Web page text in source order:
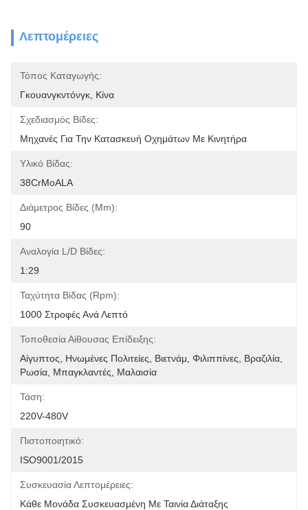
Λεπτομέρειες
Τόπος Καταγωγής:
Γκουανγκντόνγκ, Κίνα
Σχεδιασμός Βίδες:
Μηχανές Για Την Κατασκευή Οχημάτων Με Κινητήρα
Υλικό Βίδας:
38CrMoALA
Διάμετρος Βίδες (mm):
90
Αναλογία L/D Βίδες:
1:29
Ταχύτητα Βίδας (rpm):
1000 Στροφές Ανά Λεπτό
Τοποθεσία Αίθουσας Επίδειξης:
Αίγυπτος, Ηνωμένες Πολιτείες, Βιετνάμ, Φιλιππίνες, Βραζιλία,
Ρωσία, Μπαγκλαντές, Μαλαισία
Τάση:
220V-480V
Πιστοποιητικό:
ISO9001/2015
Συσκευασία Λεπτομέρειες:
Κάθε Μονάδα Συσκευασμένη Με Ταινία Διάταξης